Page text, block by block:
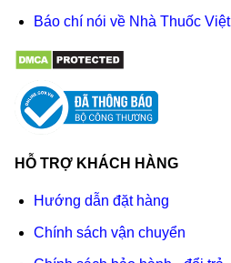
Báo chí nói về Nhà Thuốc Việt
HỖ TRỢ KHÁCH HÀNG
Hướng dẫn đặt hàng
Chính sách vận chuyển